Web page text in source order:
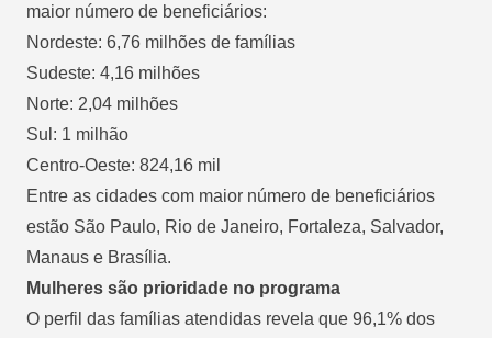
maior número de beneficiários:
Nordeste: 6,76 milhões de famílias
Sudeste: 4,16 milhões
Norte: 2,04 milhões
Sul: 1 milhão
Centro-Oeste: 824,16 mil
Entre as cidades com maior número de beneficiários
estão São Paulo, Rio de Janeiro, Fortaleza, Salvador,
Manaus e Brasília.
Mulheres são prioridade no programa
O perfil das famílias atendidas revela que 96,1% dos